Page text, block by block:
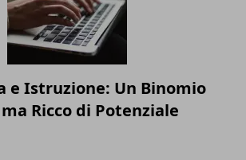
e Istruzione: Un Binomio
Ricco di Potenziale